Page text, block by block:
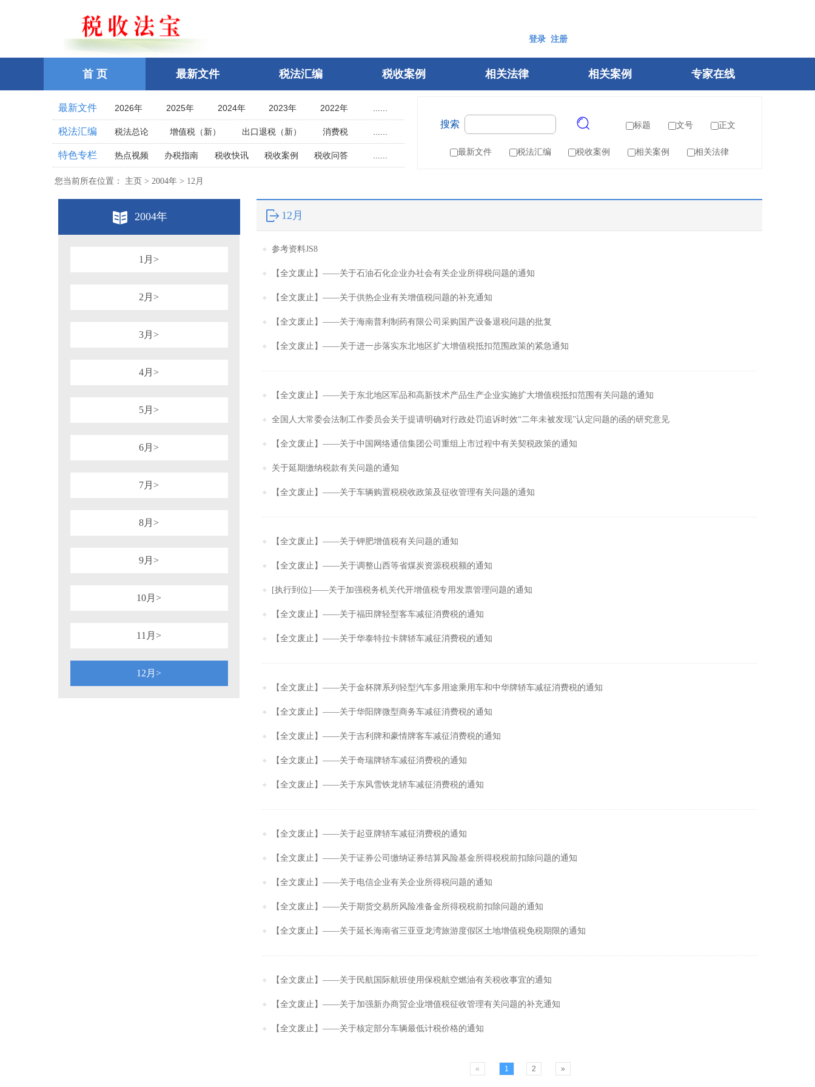
登录 注册
首 页 最新文件 税法汇编 税收案例 相关法律 相关案例 专家在线
最新文件 2026年 2025年 2024年 2023年
2022年
2021年
2020年 2019年 2018年
2017年
2016年
2015年 2014年 2013年
2012年
2011年
2010年 2009年 2008年
2007年
2006年
2005年
2001年
2000年 1999年 1998年
1997年
1996年
1995年 1993年
1991年
1990年 1989年
1983年
1954年
税法汇编 税法总论 增值税（新） 出口退税（新）
消费税
企业所得税
个人所得税 耕地占用税
土地使用税
土地增值税
房产税 契税 车辆购置税
车船税
印花税
资源税
关税法
税收立法(规章、文件、批复）
税务行政公开
税务强制措施、强制执行
涉税专业服务
可持续披露准则
政府会计准则
重点行业税收政策汇编
特色专栏 热点视频 办税指南 税收快讯 税收案例
税收问答
全国统一规范电子税务局
自然人电子税务局
搜索 标题 文号 正文
最新文件 税法汇编 税收案例 相关案例 相关法律
您当前所在位置： 主页 > 2004年 > 12月
2004年
1月>
2月>
3月>
4月>
5月>
6月>
7月>
8月>
9月>
10月>
11月>
12月>
12月
参考资料JS8
【全文废止】——关于石油石化企业办社会有关企业所得税问题的通知
【全文废止】——关于供热企业有关增值税问题的补充通知
【全文废止】——关于海南普利制药有限公司采购国产设备退税问题的批复
【全文废止】——关于进一步落实东北地区扩大增值税抵扣范围政策的紧急通知
【全文废止】——关于东北地区军品和高新技术产品生产企业实施扩大增值税抵扣范围有关问题的通知
全国人大常委会法制工作委员会关于提请明确对行政处罚追诉时效“二年未被发现”认定问题的函的研究意见
【全文废止】——关于中国网络通信集团公司重组上市过程中有关契税政策的通知
关于延期缴纳税款有关问题的通知
【全文废止】——关于车辆购置税税收政策及征收管理有关问题的通知
【全文废止】——关于钾肥增值税有关问题的通知
【全文废止】——关于调整山西等省煤炭资源税税额的通知
[执行到位]——关于加强税务机关代开增值税专用发票管理问题的通知
【全文废止】——关于福田牌轻型客车减征消费税的通知
【全文废止】——关于华泰特拉卡牌轿车减征消费税的通知
【全文废止】——关于金杯牌系列轻型汽车多用途乘用车和中华牌轿车减征消费税的通知
【全文废止】——关于华阳牌微型商务车减征消费税的通知
【全文废止】——关于吉利牌和豪情牌客车减征消费税的通知
【全文废止】——关于奇瑞牌轿车减征消费税的通知
【全文废止】——关于东风雪铁龙轿车减征消费税的通知
【全文废止】——关于起亚牌轿车减征消费税的通知
【全文废止】——关于证券公司缴纳证券结算风险基金所得税税前扣除问题的通知
【全文废止】——关于电信企业有关企业所得税问题的通知
【全文废止】——关于期货交易所风险准备金所得税税前扣除问题的通知
【全文废止】——关于延长海南省三亚亚龙湾旅游度假区土地增值税免税期限的通知
【全文废止】——关于民航国际航班使用保税航空燃油有关税收事宜的通知
【全文废止】——关于加强新办商贸企业增值税征收管理有关问题的补充通知
【全文废止】——关于核定部分车辆最低计税价格的通知
« 1 2 »